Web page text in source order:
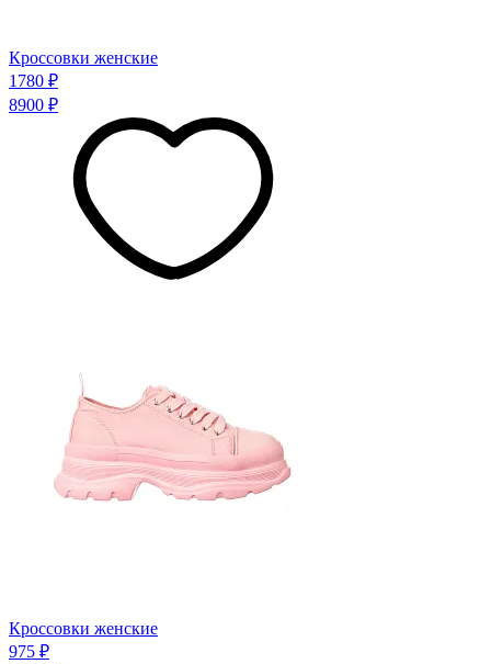
Кроссовки женские
1780 ₽
8900 ₽
Кроссовки женские
975 ₽